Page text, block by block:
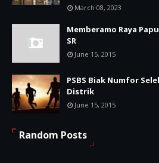
March 08, 2023
Memberamo Raya
SR
June 15, 2015
PSBS Biak Numfor
Distrik
June 15, 2015
Random Posts